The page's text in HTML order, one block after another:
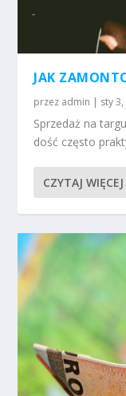
JAK
przez admin | sty
Sprzedaż na
dość często
CZYTAJ WIĘCEJ